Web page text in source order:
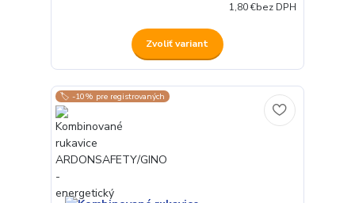
1,80 €bez DPH
Zvoliť variant
🏷️ -10% pre registrovaných